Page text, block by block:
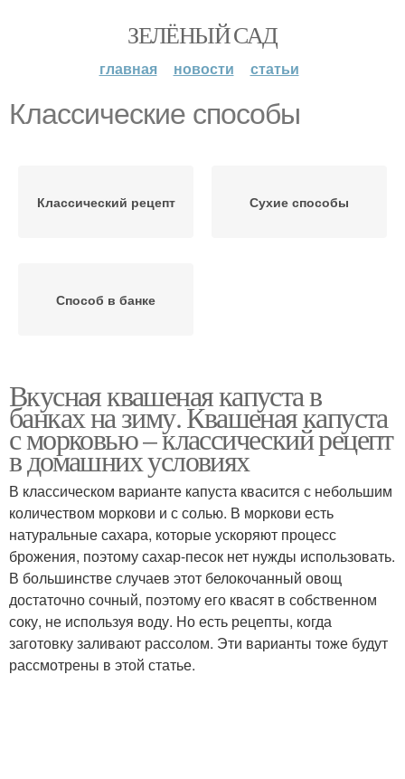
ЗЕЛЁНЫЙ САД
главная новости статьи
Классические способы
Классический рецепт Сухие способы
Способ в банке
Вкусная квашеная капуста в
банках на зиму. Квашеная капуста
с морковью – классический рецепт
в домашних условиях
В классическом варианте капуста квасится с небольшим
количеством моркови и с солью. В моркови есть
натуральные сахара, которые ускоряют процесс
брожения, поэтому сахар-песок нет нужды использовать.
В большинстве случаев этот белокочанный овощ
достаточно сочный, поэтому его квасят в собственном
соку, не используя воду. Но есть рецепты, когда
заготовку заливают рассолом. Эти варианты тоже будут
рассмотрены в этой статье.